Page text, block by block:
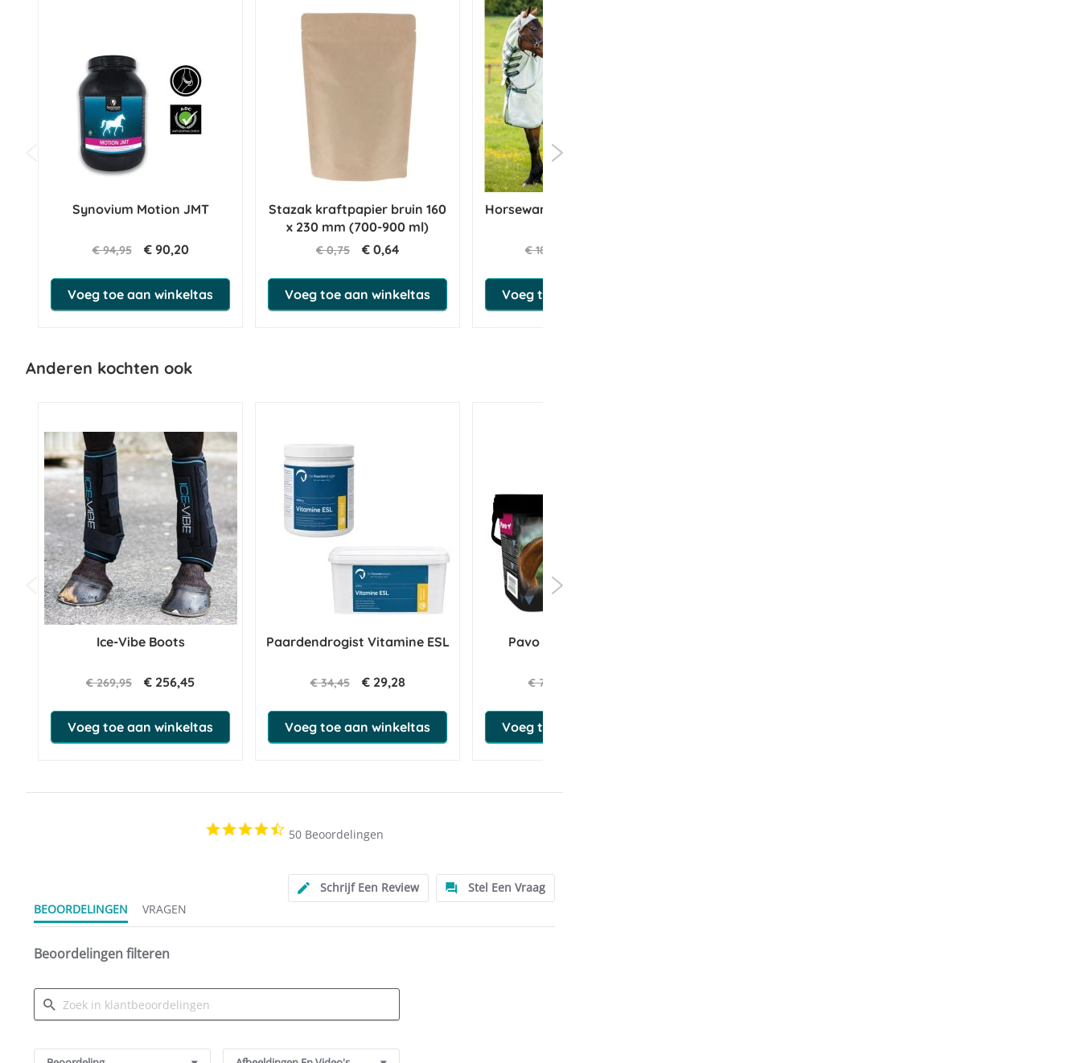
Synovium Motion JMT
€ 94,95 € 90,20
Voeg toe aan winkeltas
Stazak kraftpapier bruin 160
x 230 mm (700-900 ml)
€ 0,75 € 0,64
Voeg toe aan winkeltas
Horseware Rambo Sweetitch
€ 183,95
Voeg toe aan winkeltas
Anderen kochten ook
Ice-Vibe Boots
€ 269,95 € 256,45
Voeg toe aan winkeltas
Paardendrogist Vitamine ESL
€ 34,45 € 29,28
Voeg toe aan winkeltas
Pavo MuscleCare 3 kg
€ 79,90
Voeg toe aan winkeltas
4.6
star
50 Beoordelingen
Schrijf Een Review
Stel Een Vraag
BEOORDELINGEN
VRAGEN
Beoordelingen filteren
Reviews